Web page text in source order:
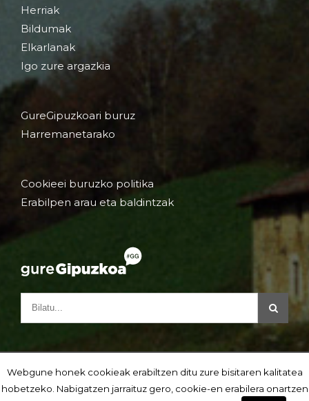
Herriak
Bildumak
Elkarlanak
Igo zure argazkia
GureGipuzkoari buruz
Harremanetarako
Cookieei buruzko politika
Erabilpen arau eta baldintzak
Webgune honek cookieak erabiltzen ditu zure bisitaren kalitatea
hobetzeko. Nabigatzen jarraituz gero, cookie-en erabilera onartzen